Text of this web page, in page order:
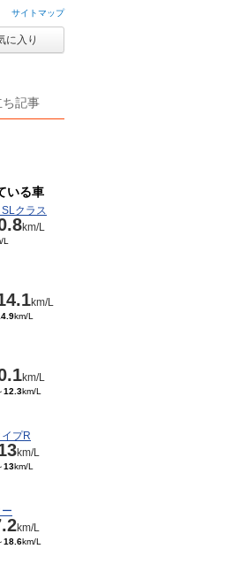
サイトマップ
に入り
ち記事
いる車
クラス
km/L
L
km/L
km/L
km/L
12.3km/L
プR
km/L
13km/L
km/L
18.6km/L